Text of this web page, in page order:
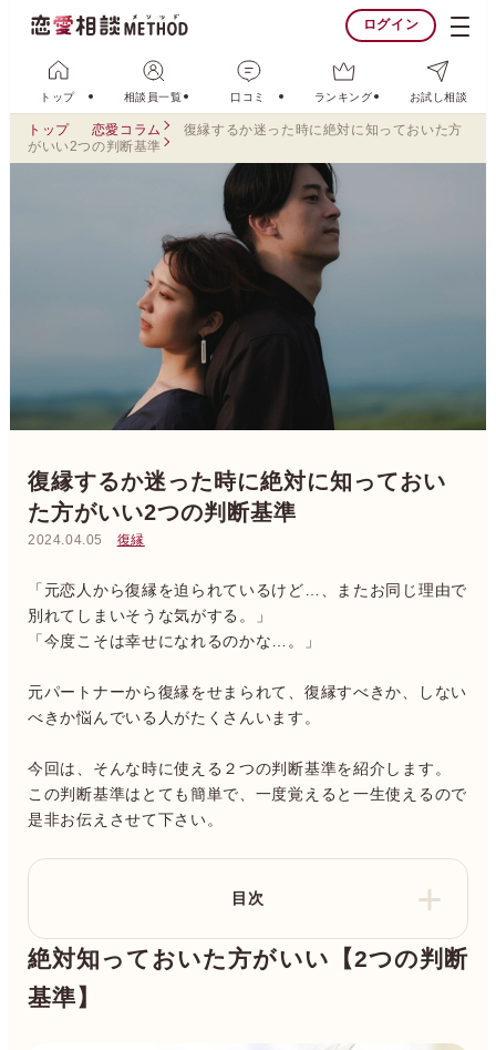
ログイン
トップ 相談員一覧 口コミ ランキング お試し相談
トップ 恋愛コラム
復縁するか迷った時に絶対に知っておいた方
がいい2つの判断基準
復縁するか迷った時に絶対に知っておい
た方がいい2つの判断基準
2024.04.05 復縁
「元恋人から復縁を迫られているけど…、またお同じ理由で
別れてしまいそうな気がする。」
「今度こそは幸せになれるのかな…。」
元パートナーから復縁をせまられて、復縁すべきか、しない
べきか悩んでいる人がたくさんいます。
今回は、そんな時に使える２つの判断基準を紹介します。
この判断基準はとても簡単で、一度覚えると一生使えるので
是非お伝えさせて下さい。
目次
絶対知っておいた方がいい【2つの判断
基準】